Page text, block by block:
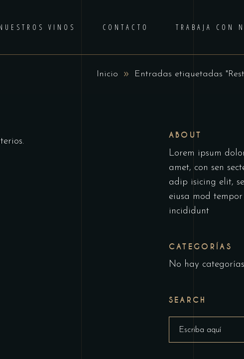
VINOS CONTACTO TRABAJA CON
Inicio Entradas etiquetadas
ABOUT
Lorem ipsum
amet, con sen
adip isicing elit,
eiusa mod tempor
incididunt
CATEGORÍAS
No hay categorías
SEARCH
Buscar: